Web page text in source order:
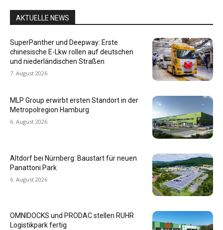
AKTUELLE NEWS
SuperPanther und Deepway: Erste
chinesische E-Lkw rollen auf deutschen
und niederländischen Straßen
7. August 2026
MLP Group erwirbt ersten Standort in der
Metropolregion Hamburg
6. August 2026
Altdorf bei Nürnberg: Baustart für neuen
Panattoni Park
6. August 2026
OMNIDOCKS und PRODAC stellen RUHR
Logistikpark fertig